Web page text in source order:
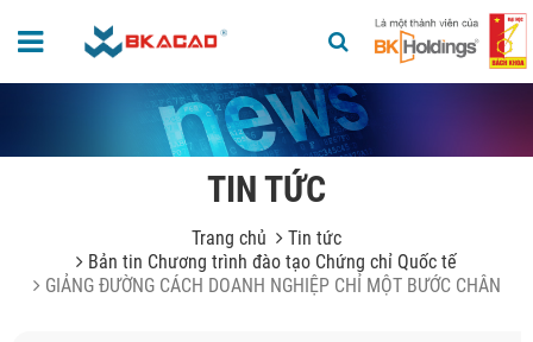
TIN TỨC
Trang chủ
Tin tức
Bản tin Chương trình đào tạo Chứng chỉ Quốc tế
GIẢNG ĐƯỜNG CÁCH DOANH NGHIỆP CHỈ MỘT BƯỚC CHÂN